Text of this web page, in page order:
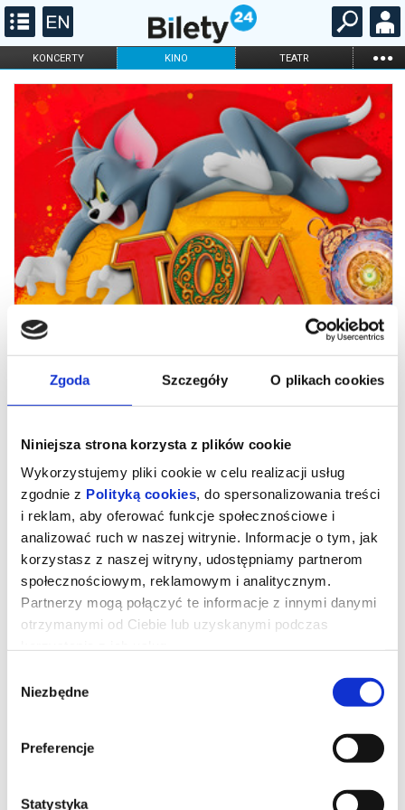
Zgoda Szczegóły O plikach cookies
Niniejsza strona korzysta z plików cookie
Wykorzystujemy pliki cookie w celu realizacji usług
zgodnie z Polityką cookies, do spersonalizowania treści
i reklam, aby oferować funkcje społecznościowe i
analizować ruch w naszej witrynie. Informacje o tym, jak
korzystasz z naszej witryny, udostępniamy partnerom
społecznościowym, reklamowym i analitycznym.
Partnerzy mogą połączyć te informacje z innymi danymi
otrzymanymi od Ciebie lub uzyskanymi podczas
zgody
Niezbędne
Preferencje
Statystyka
KONCERTY KINO TEATR ...
FILHARMONIA OPERA I BALET
STAND-UP
DLA DZIECI
KARNETY
Tom i Jerry: Przygoda w muzeum
Podczas pościgu w nowojorskim Metropolitan Museum Tom i
Jerry przypadkowo uruchamiają mityczny Astralny Kompas, który
przenosi ich do olśniewającego Złotego Miasta rodem ze
Jerry wpada w sidła niebezpiecznego szczurzego bossa. Gdy losy